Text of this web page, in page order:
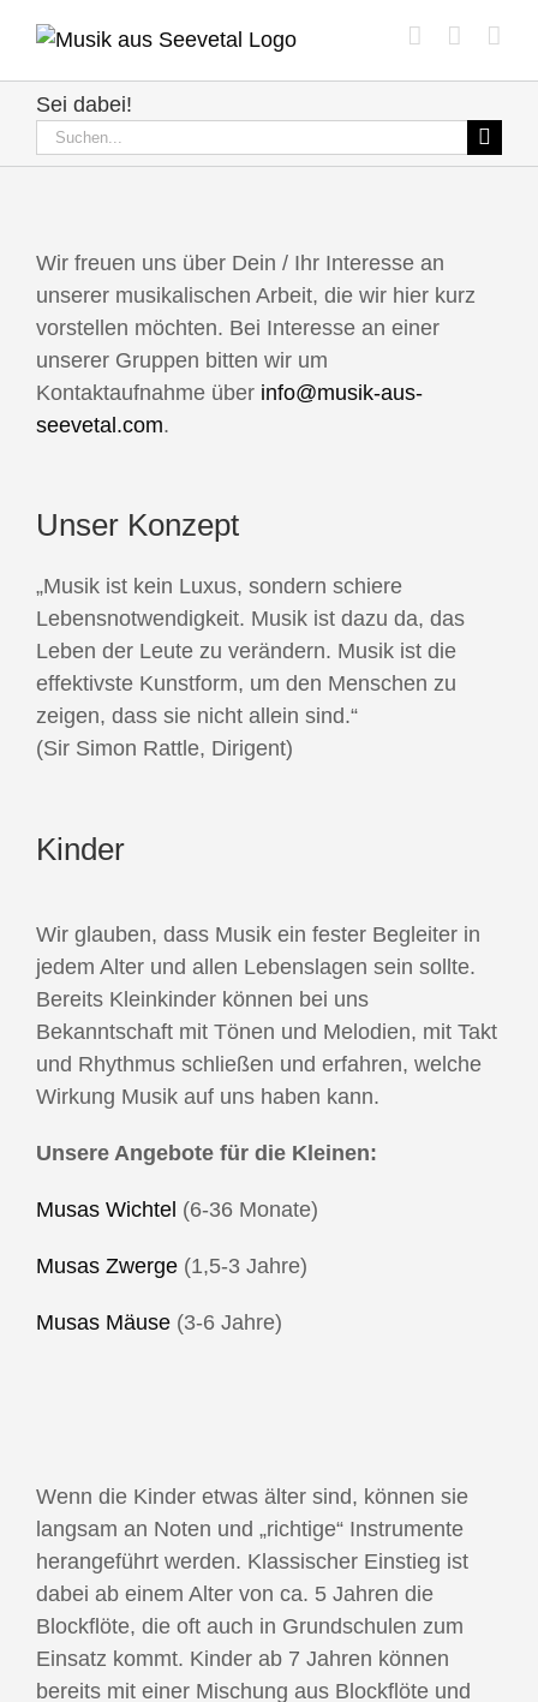
Inhalt
springen
Sei dabei!
Suche
nach:
Wir freuen uns über Dein / Ihr Interesse an
unserer musikalischen Arbeit, die wir hier kurz
vorstellen möchten. Bei Interesse an einer
unserer Gruppen bitten wir um
Kontaktaufnahme über info@musik-aus-
seevetal.com.
Unser Konzept
„Musik ist kein Luxus, sondern schiere
Lebensnotwendigkeit. Musik ist dazu da, das
Leben der Leute zu verändern. Musik ist die
effektivste Kunstform, um den Menschen zu
zeigen, dass sie nicht allein sind.“
(Sir Simon Rattle, Dirigent)
Kinder
Wir glauben, dass Musik ein fester Begleiter in
jedem Alter und allen Lebenslagen sein sollte.
Bereits Kleinkinder können bei uns
Bekanntschaft mit Tönen und Melodien, mit Takt
und Rhythmus schließen und erfahren, welche
Wirkung Musik auf uns haben kann.
Unsere Angebote für die Kleinen:
Musas Wichtel (6-36 Monate)
Musas Zwerge (1,5-3 Jahre)
Musas Mäuse (3-6 Jahre)
Wenn die Kinder etwas älter sind, können sie
langsam an Noten und „richtige“ Instrumente
herangeführt werden. Klassischer Einstieg ist
dabei ab einem Alter von ca. 5 Jahren die
Blockflöte, die oft auch in Grundschulen zum
Einsatz kommt. Kinder ab 7 Jahren können
bereits mit einer Mischung aus Blockflöte und